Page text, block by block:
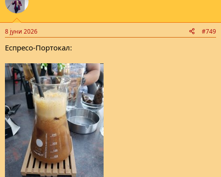
i
n
s
8 јуни 2026 #749
Еспресо-Портокал: